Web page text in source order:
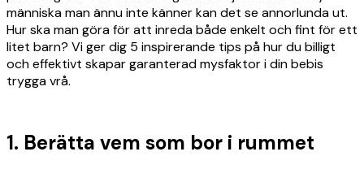
människa man ännu inte känner kan det se annorlunda ut.
Hur ska man göra för att inreda både enkelt och fint för ett
litet barn? Vi ger dig 5 inspirerande tips på hur du billigt
och effektivt skapar garanterad mysfaktor i din bebis
trygga vrå.
1. Berätta vem som bor i rummet